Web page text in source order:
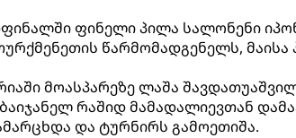
ფინელი პილა სალონენი
წარმომადგენელს, მაისა
მოასპარეზე ლაშა
რაშიდ მამადალიევთან
და ტურნირს გამოეთიშა.